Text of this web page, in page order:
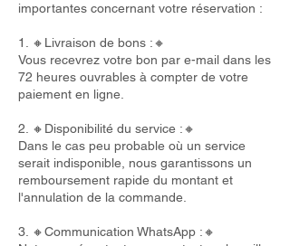
importantes concernant votre réservation :
1. 🔸Livraison de bons :🔸
Vous recevrez votre bon par e-mail dans les
72 heures ouvrables à compter de votre
paiement en ligne.
2. 🔸Disponibilité du service :🔸
Dans le cas peu probable où un service
serait indisponible, nous garantissons un
remboursement rapide du montant et
l'annulation de la commande.
3. 🔸Communication WhatsApp :🔸